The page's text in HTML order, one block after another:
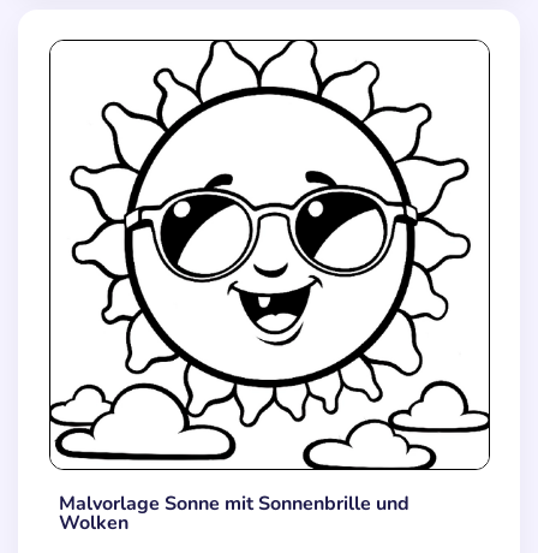
Malvorlage Sonne mit Sonnenbrille und
Wolken